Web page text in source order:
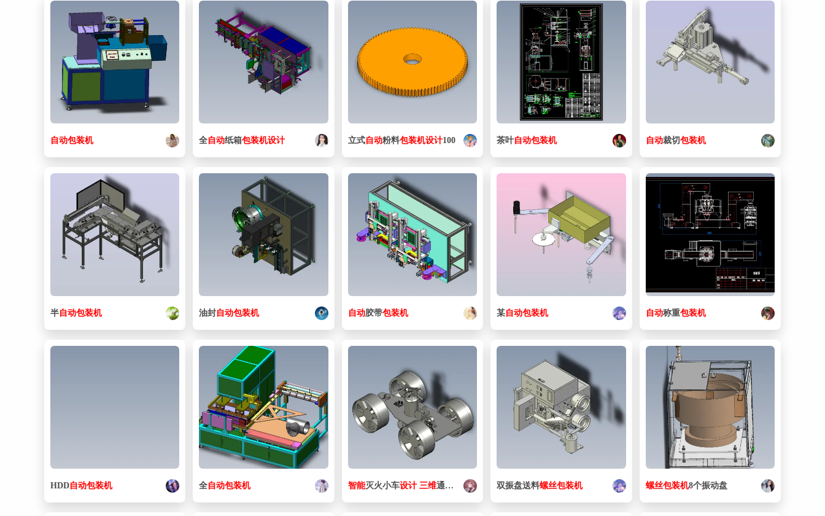
52. 包装机-1-32-1.SLDPRT
53. 包装机-1-32.SLDPRT
54. 包装机-1-33-1.SLDPRT 162 KB
55. 包装机-1-33.SLDPRT 162 KB
56. 包装机-1-34-1.SLDPRT
59. 包装机-1-4.SLDPRT 103 KB
60. 包装机-1-5-1.SLDPRT 119 KB
61. 包装机-1-5.SLDPRT 119 KB
62. 包装机-1-6-1.SLDPRT 254 KB
254 KB
64. 包装机-1-7-1.SLDPRT 263 KB
65. 包装机-1-7.SLDPRT 263 KB
67. 包装机-1-8.SLDPRT 156 KB
68. 包装机-1-9-1.SLDPRT 349 KB
69. 包装机-1-9.SLDPRT 349 KB
70. 包装机-10-1.SLDPRT 254 KB
71. 包装机-10.SLDPRT 254 KB
72. 包装机-11-1.SLDPRT 93.7 KB
73. 包装机-11.SLDPRT 93.7 KB
自动包装机 全自动纸箱包装机设计 立式自动粉料包装机设计100 茶叶自动包装机 自动裁切包装机
半自动包装机 油封自动包装机 自动胶带包装机 某自动包装机 自动称重包装机
HDD自动包装机 全自动包装机 智能灭火小车设计 三维通用格式+截图 双振盘送料螺丝包装机 螺丝包装机8个振动盘